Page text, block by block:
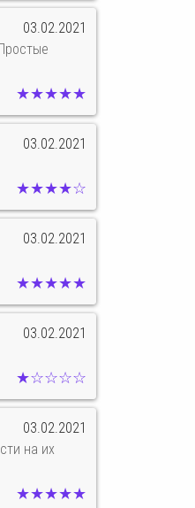
03.02.2021
★★★★★
03.02.2021
★★★★☆
03.02.2021
★★★★★
03.02.2021
★☆☆☆☆
03.02.2021
на их
★★★★★